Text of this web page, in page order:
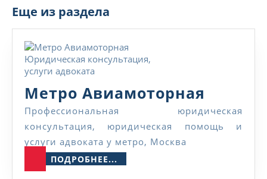
Еще из раздела
Метро Авиамоторная
Профессиональная юридическая
консультация, юридическая помощь и
услуги адвоката у метро, Москва
ПОДРОБНЕЕ...